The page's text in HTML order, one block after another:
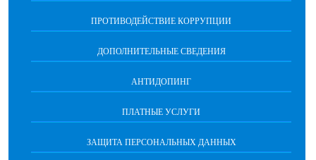
ПРОТИВОДЕЙСТВИЕ КОРРУПЦИИ
ДОПОЛНИТЕЛЬНЫЕ СВЕДЕНИЯ
АНТИДОПИНГ
ПЛАТНЫЕ УСЛУГИ
ЗАЩИТА ПЕРСОНАЛЬНЫХ ДАННЫХ